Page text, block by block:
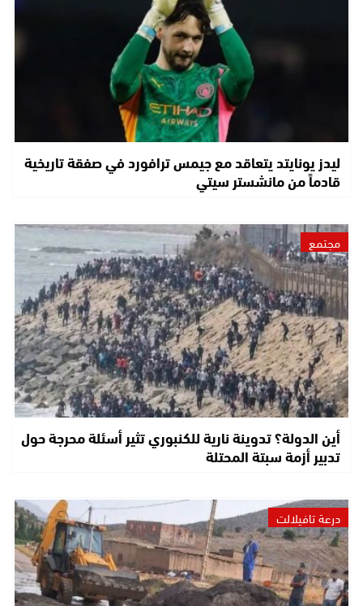
ليدز يونايتد يتعاقد مع جيمس ترافورد في صفقة تاريخية
قادماً من مانشستر سيتي
مجتمع
أين الدولة؟ تدوينة نارية للكنبوري تثير أسئلة محرجة حول
تدبير أزمة سبتة المحتلة
درعة تافيلالت